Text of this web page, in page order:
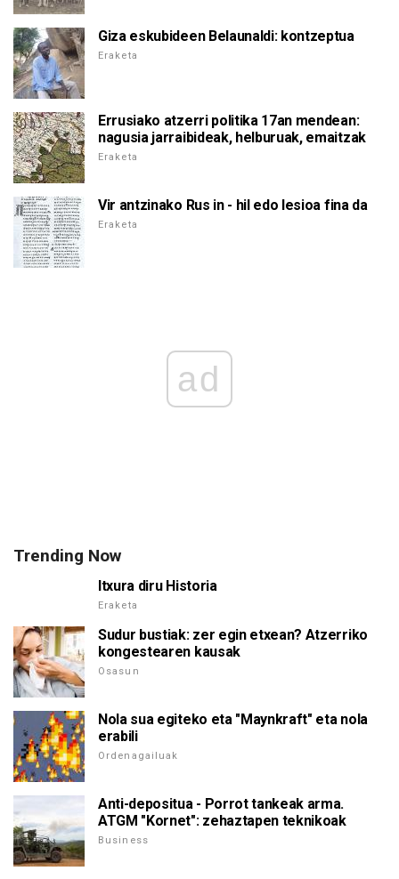
Giza eskubideen Belaunaldi: kontzeptua
Eraketa
Errusiako atzerri politika 17an mendean:
nagusia jarraibideak, helburuak, emaitzak
Eraketa
Vir antzinako Rus in - hil edo lesioa fina da
Eraketa
ad
Trending Now
Itxura diru Historia
Eraketa
Sudur bustiak: zer egin etxean? Atzerriko
kongestearen kausak
Osasun
Nola sua egiteko eta "Maynkraft" eta nola
erabili
Ordenagailuak
Anti-depositua - Porrot tankeak arma.
ATGM "Kornet": zehaztapen teknikoak
Business